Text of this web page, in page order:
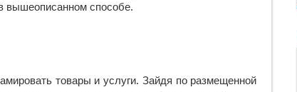
вышеописанном способе.
товары и услуги. Зайдя по размещенной